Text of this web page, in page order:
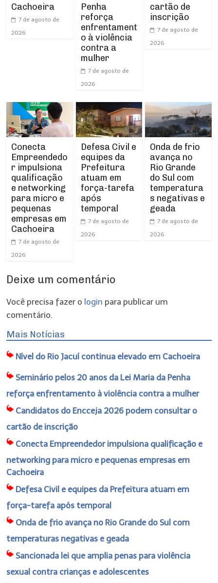
Cachoeira
7 de agosto de
2026
Penha
reforça
enfrentament
o à violência
contra a
mulher
7 de agosto de
2026
cartão de
inscrição
7 de agosto de
2026
Conecta
Empreendedo
r impulsiona
qualificação
e networking
para micro e
pequenas
empresas em
Cachoeira
7 de agosto de
2026
Defesa Civil e
equipes da
Prefeitura
atuam em
força-tarefa
após
temporal
7 de agosto de
2026
Onda de frio
avança no
Rio Grande
do Sul com
temperatura
s negativas e
geada
7 de agosto de
2026
Deixe um comentário
Você precisa fazer o login para publicar um
comentário.
Mais Notícias
Nível do Rio Jacuí continua elevado em Cachoeira
Seminário pelos 20 anos da Lei Maria da Penha
reforça enfrentamento à violência contra a mulher
Candidatos do Encceja 2026 podem consultar o
cartão de inscrição
Conecta Empreendedor impulsiona qualificação e
networking para micro e pequenas empresas em
Cachoeira
Defesa Civil e equipes da Prefeitura atuam em
força-tarefa após temporal
Onda de frio avança no Rio Grande do Sul com
temperaturas negativas e geada
Sancionada lei que amplia penas para violência
sexual contra crianças e adolescentes